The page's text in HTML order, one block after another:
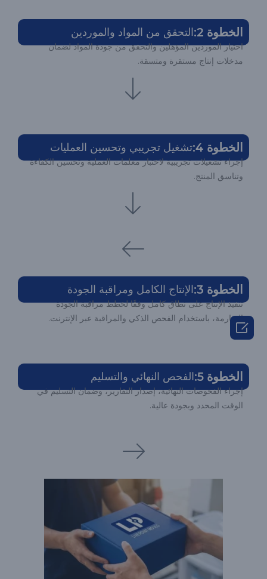
الخطوة 2: التحقق من المواد والموردين
اختيار الموردين المؤهلين والتحقق من جودة المواد لضمان
مدخلات إنتاج مستقرة ومتسقة.
الخطوة 4: تشغيل تجريبي وتحسين العمليات
إجراء تشغيلات تجريبية لاختبار معلمات العملية وتحسين الكفاءة
وتناسق المنتج.
الخطوة 3: الإنتاج الكامل ومراقبة الجودة
تنفيذ الإنتاج على نطاق كامل وفقًا لخطط مراقبة الجودة
الصارمة، باستخدام الفحص الذكي والمراقبة عبر الإنترنت.
الخطوة 5: الفحص النهائي والتسليم
إجراء الفحوصات النهائية، إصدار التقارير، وضمان التسليم في
الوقت المحدد وبجودة عالية.
